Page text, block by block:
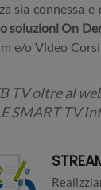
sia connessa
soluzioni On
e/o Video
TV oltre al
SMART TV